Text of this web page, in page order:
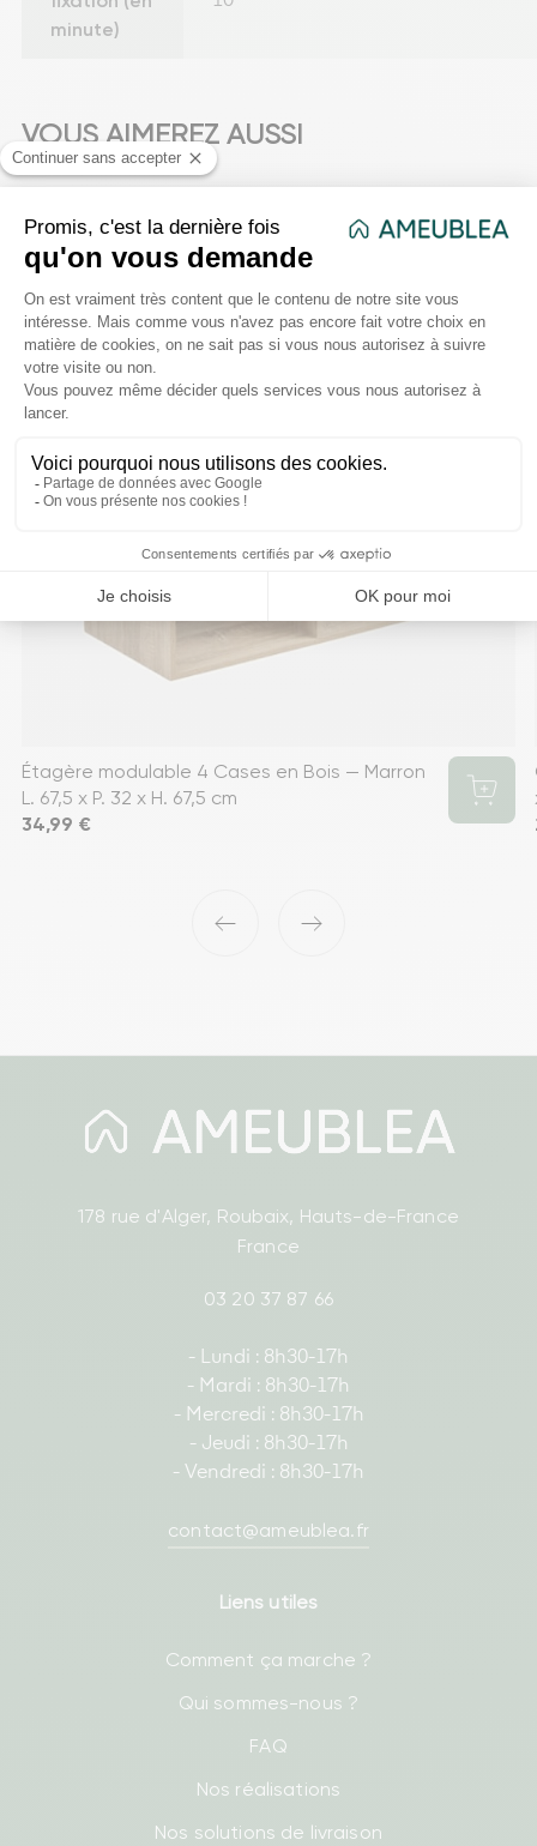
minute)
VOUS AIMEREZ AUSSI
favorite
Étagère modulable 4 Cases en Bois — Marron
L. 67,5 x P. 32 x H. 67,5 cm
Prix
34,99 €
‹ ›
178 rue d'Alger, Roubaix, Hauts-de-France
France
03 20 37 87 66
- Lundi : 8h30-17h
- Mardi : 8h30-17h
- Mercredi : 8h30-17h
- Jeudi : 8h30-17h
- Vendredi : 8h30-17h
contact@ameublea.fr
Liens utiles
Comment ça marche ?
Qui sommes-nous ?
FAQ
Nos réalisations
Nos solutions de livraison